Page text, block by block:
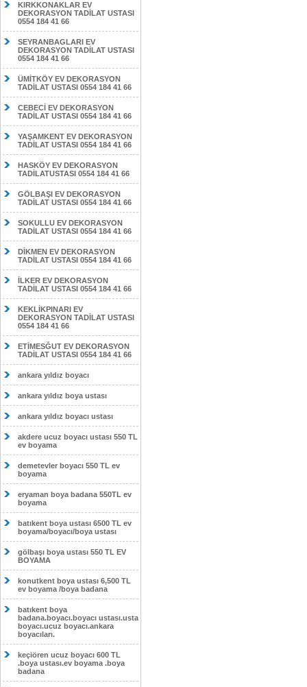
KIRKKONAKLAR EV
DEKORASYON TADİLAT USTASI
0554 184 41 66
SEYRANBAGLARI EV
DEKORASYON TADİLAT USTASI
0554 184 41 66
ÜMİTKÖY EV DEKORASYON
TADİLAT USTASI 0554 184 41 66
CEBECİ EV DEKORASYON
TADİLAT USTASI 0554 184 41 66
YAŞAMKENT EV DEKORASYON
TADİLAT USTASI 0554 184 41 66
HASKÖY EV DEKORASYON
TADİLATUSTASI 0554 184 41 66
GÖLBAŞI EV DEKORASYON
TADİLAT USTASI 0554 184 41 66
SOKULLU EV DEKORASYON
TADİLAT USTASI 0554 184 41 66
DİKMEN EV DEKORASYON
TADİLAT USTASI 0554 184 41 66
İLKER EV DEKORASYON
TADİLAT USTASI 0554 184 41 66
KEKLİKPINARI EV
DEKORASYON TADİLAT USTASI
0554 184 41 66
ETİMESĞUT EV DEKORASYON
TADİLAT USTASI 0554 184 41 66
ankara yıldız boyacı
ankara yıldız boya ustası
ankara yıldız boyacı ustası
akdere ucuz boyacı ustası 550 TL
ev boyama
demetevler boyacı 550 TL ev
boyama
eryaman boya badana 550TL ev
boyama
batıkent boya ustası 6500 TL ev
boyama/boyacı/boya ustası
gölbaşı boya ustası 550 TL EV
BOYAMA
konutkent boya ustası 6,500 TL
ev boyama /boya badana
batıkent boya
badana.boyacı.boyacı ustası.usta
boyacı.ucuz boyacı.ankara
boyacıları.
keçiören ucuz boyacı 600 TL
.boya ustası.ev boyama .boya
badana